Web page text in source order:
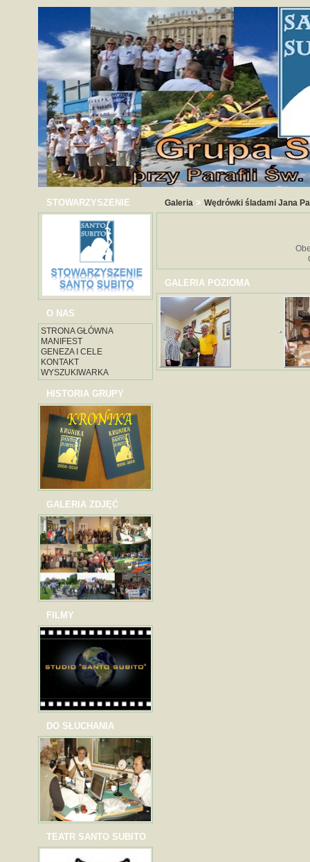
STOWARZYSZENIE
O NAS
STRONA GŁÓWNA
MANIFEST
GENEZA I CELE
KONTAKT
WYSZUKIWARKA
HISTORIA GRUPY
GALERIA ZDJĘĆ
FILMY
DO SŁUCHANIA
TEATR SANTO SUBITO
Galeria > Wędrówki śladami Jana
GALERIA POZIOMA